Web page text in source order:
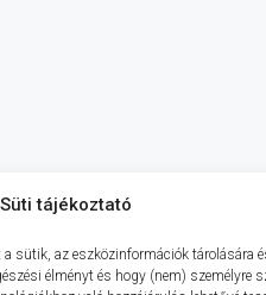
Süti tájékoztató
sütik, az eszközinformációk tárolására
élményt és hogy (nem) személyre